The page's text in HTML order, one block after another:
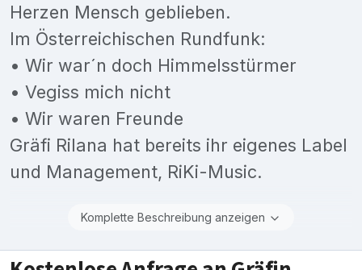
Herzen Mensch geblieben.
Im Österreichischen Rundfunk:
• Wir war´n doch Himmelsstürmer
• Vegiss mich nicht
• Wir waren Freunde
Gräfi Rilana hat bereits ihr eigenes Label
und Management, RiKi-Music.
Komplette Beschreibung anzeigen